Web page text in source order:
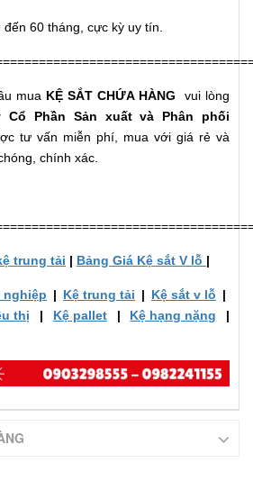
60 tháng, cực kỳ uy tín.
mua KỆ SẮT CHỨA HÀNG
vui lòng
Cổ Phần Sản xuất và Phân phối
tư vấn miễn phí, mua với giá rẻ và
chính xác.
trung tải | Bảng Giá Kệ sắt V lỗ |
nghiệp | Kệ trung tải | Kệ sắt v lỗ |
thị | Kệ pallet| Kệ hạng nặng |